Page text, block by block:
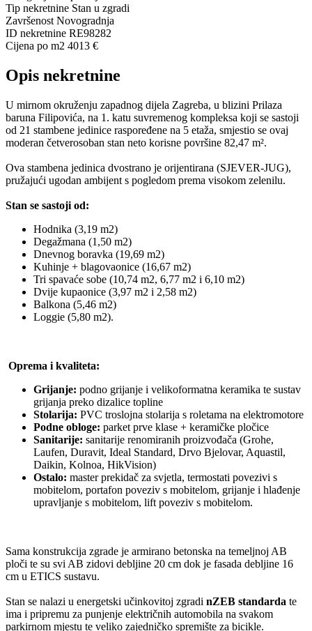
Tip nekretnine Stan u zgradi
Završenost Novogradnja
ID nekretnine RE98282
Cijena po m2 4013 €
Opis nekretnine
U mirnom okruženju zapadnog dijela Zagreba, u blizini Prilaza
baruna Filipovića, na 1. katu suvremenog kompleksa koji se sastoji
od 21 stambene jedinice raspoređene na 5 etaža, smjestio se ovaj
moderan četverosoban stan neto korisne površine 82,47 m².
Ova stambena jedinica dvostrano je orijentirana (SJEVER-JUG),
pružajući ugodan ambijent s pogledom prema visokom zelenilu.
Stan se sastoji od:
Hodnika (3,19 m2)
Degažmana (1,50 m2)
Dnevnog boravka (19,69 m2)
Kuhinje + blagovaonice (16,67 m2)
Tri spavaće sobe (10,74 m2, 6,77 m2 i 6,10 m2)
Dvije kupaonice (3,97 m2 i 2,58 m2)
Balkona (5,46 m2)
Loggie (5,80 m2).
Oprema i kvaliteta:
Grijanje: podno grijanje i velikoformatna keramika te sustav
grijanja preko dizalice topline
Stolarija: PVC troslojna stolarija s roletama na elektromotore
Podne obloge: parket prve klase + keramičke pločice
Sanitarije: sanitarije renomiranih proizvođača (Grohe,
Laufen, Duravit, Ideal Standard, Drvo Bjelovar, Aquastil,
Daikin, Kolnoa, HikVision)
Ostalo: master prekidač za svjetla, termostati povezivi s
mobitelom, portafon poveziv s mobitelom, grijanje i hlađenje
upravljanje s mobitelom, lift poveziv s mobitelom.
Sama konstrukcija zgrade je armirano betonska na temeljnoj AB
ploči te su svi AB zidovi debljine 20 cm dok je fasada debljine 16
cm u ETICS sustavu.
Stan se nalazi u energetski učinkovitoj zgradi nZEB standarda te
ima i pripremu za punjenje električnih automobila na svakom
parkirnom mjestu te veliko zajedničko spremište za bicikle.